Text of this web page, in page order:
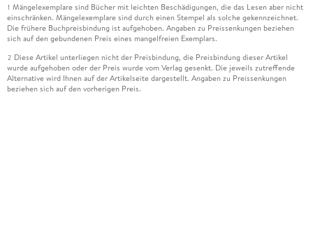
1 Mängelexemplare sind Bücher mit leichten Beschädigungen, die das Lesen aber nicht
einschränken. Mängelexemplare sind durch einen Stempel als solche gekennzeichnet.
Die frühere Buchpreisbindung ist aufgehoben. Angaben zu Preissenkungen beziehen
sich auf den gebundenen Preis eines mangelfreien Exemplars.
2 Diese Artikel unterliegen nicht der Preisbindung, die Preisbindung dieser Artikel
wurde aufgehoben oder der Preis wurde vom Verlag gesenkt. Die jeweils zutreffende
Alternative wird Ihnen auf der Artikelseite dargestellt. Angaben zu Preissenkungen
beziehen sich auf den vorherigen Preis.